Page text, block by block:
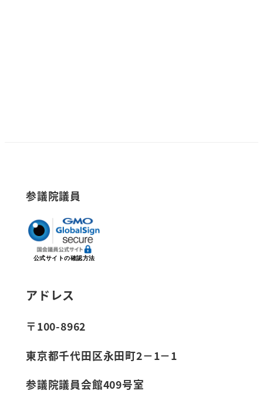
参議院議員
公式サイトの確認方法
アドレス
〒100-8962
東京都千代田区永田町2－1－1
参議院議員会館409号室